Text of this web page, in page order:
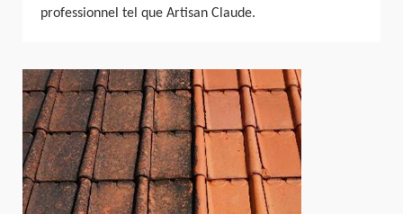
professionnel tel que Artisan Claude.